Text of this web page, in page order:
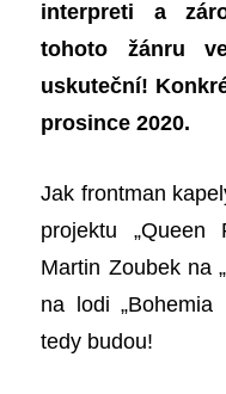
interpreti a
tohoto žánru
uskuteční!
prosince 2020.
Jak frontman
projektu „Queen
Martin Zoubek na
na lodi „Bohemia
tedy budou!